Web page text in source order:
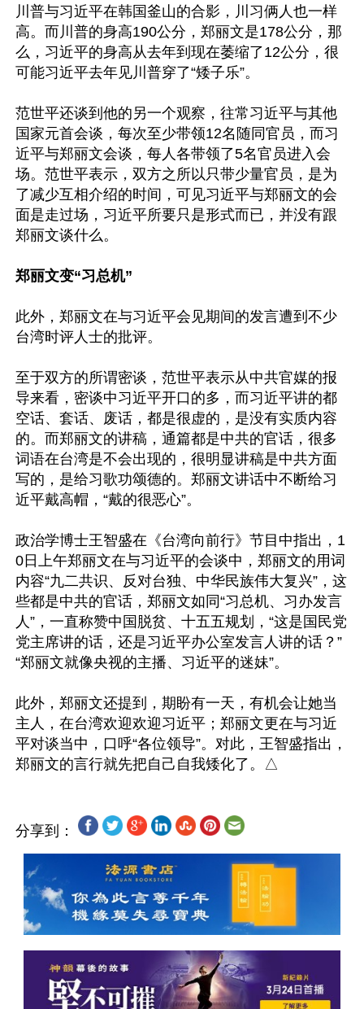
川普与习近平在韩国釜山的合影，川习俩人也一样
高。而川普的身高190公分，郑丽文是178公分，那
么，习近平的身高从去年到现在萎缩了12公分，很
可能习近平去年见川普穿了“矮子乐”。
范世平还谈到他的另一个观察，往常习近平与其他
国家元首会谈，每次至少带领12名随同官员，而习
近平与郑丽文会谈，每人各带领了5名官员进入会
场。范世平表示，双方之所以只带少量官员，是为
了减少互相介绍的时间，可见习近平与郑丽文的会
面是走过场，习近平所要只是形式而已，并没有跟
郑丽文谈什么。
郑丽文变“习总机”
此外，郑丽文在与习近平会见期间的发言遭到不少
台湾时评人士的批评。
至于双方的所谓密谈，范世平表示从中共官媒的报
导来看，密谈中习近平开口的多，而习近平讲的都
空话、套话、废话，都是很虚的，是没有实质内容
的。而郑丽文的讲稿，通篇都是中共的官话，很多
词语在台湾是不会出现的，很明显讲稿是中共方面
写的，是给习歌功颂德的。郑丽文讲话中不断给习
近平戴高帽，“戴的很恶心”。
政治学博士王智盛在《台湾向前行》节目中指出，1
0日上午郑丽文在与习近平的会谈中，郑丽文的用词
内容“九二共识、反对台独、中华民族伟大复兴”，这
些都是中共的官话，郑丽文如同“习总机、习办发言
人”，一直称赞中国脱贫、十五五规划，“这是国民党
党主席讲的话，还是习近平办公室发言人讲的话？”
“郑丽文就像央视的主播、习近平的迷妹”。
此外，郑丽文还提到，期盼有一天，有机会让她当
主人，在台湾欢迎欢迎习近平；郑丽文更在与习近
平对谈当中，口呼“各位领导”。对此，王智盛指出，
分享到：